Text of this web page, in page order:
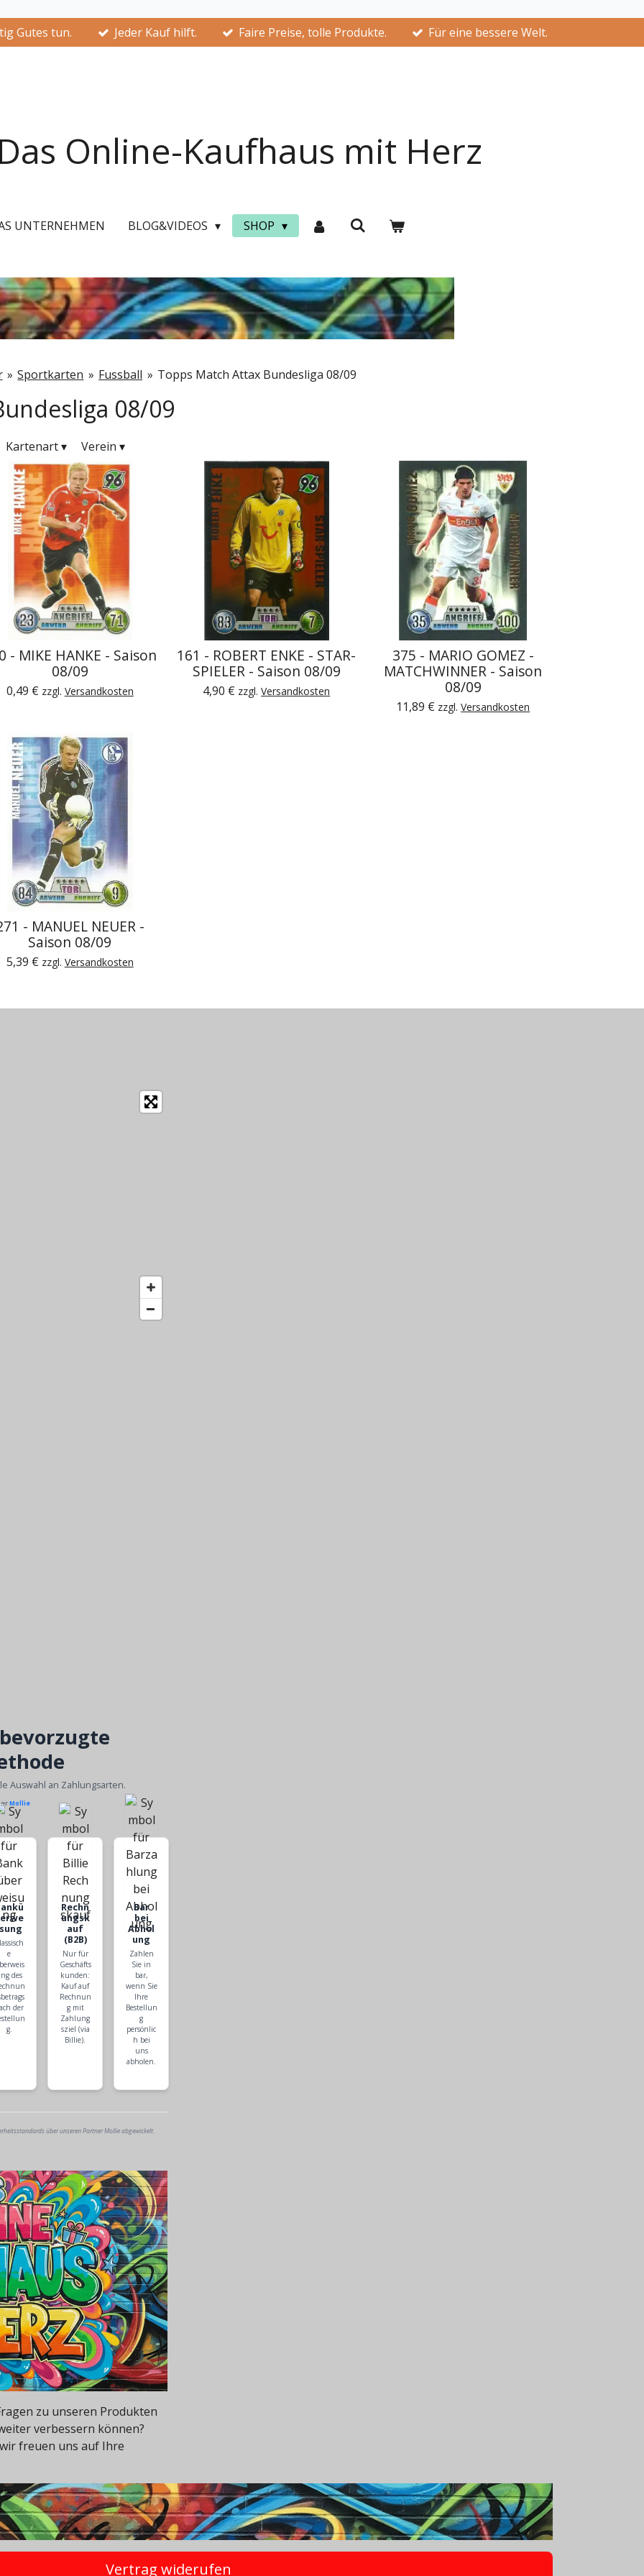
Gutes tun. Jeder Kauf hilft. Faire Preise, tolle Produkte. Für eine bessere Welt.
Das Online-Kaufhaus mit Herz
UNTERNEHMEN BLOG&VIDEOS SHOP
» Sportkarten » Fussball » Topps Match Attax Bundesliga 08/09
08/09
Kartenart▾ Verein ▾
- MIKE HANKE - Saison
08/09
0,49 € zzgl. Versandkosten
161 - ROBERT ENKE - STAR-
SPIELER - Saison 08/09
4,90 € zzgl.Versandkosten
375 - MARIO GOMEZ -
MATCHWINNER - Saison
08/09
11,89 € zzgl.Versandkosten
- MANUEL NEUER -
Saison 08/09
5,39 € zzgl. Versandkosten
Auswahl an Zahlungsarten.
Mollie
e
des
der
g.
Rechn
ungsk
auf
(B2B)
Nur für
Geschäfts
kunden:
Kauf auf
Rechnun
g mit
Zahlung
sziel (via
Billie).
Bar
bei
Abhol
ung
Zahlen
Sie in
bar,
wenn Sie
Ihre
Bestellun
g
persönlic
h bei
uns
abholen.
über unseren Partner Mollie abgewickelt.
zu unseren Produkten
verbessern können?
freuen uns auf Ihre
Vertrag widerufen